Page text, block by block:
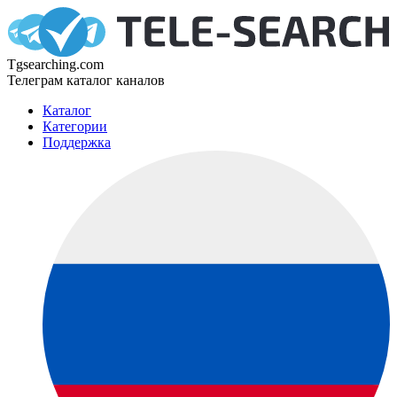
Tgsearching.com
Телеграм каталог каналов
Каталог
Категории
Поддержка